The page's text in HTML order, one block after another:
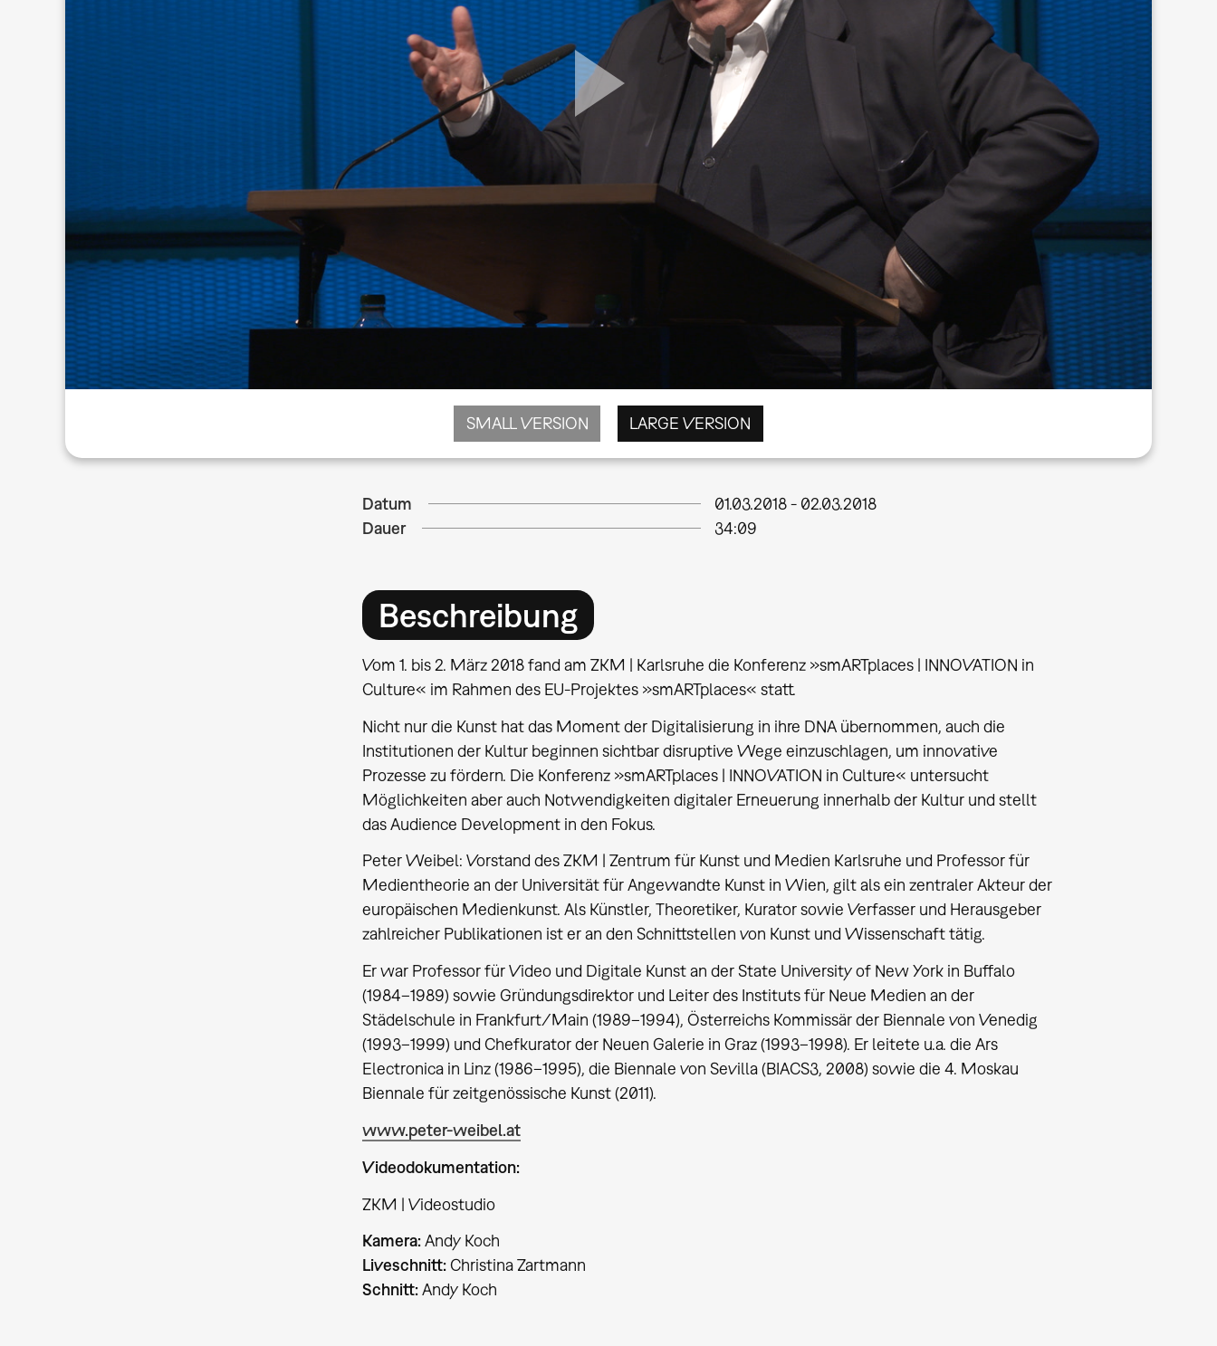
SMALL VERSION LARGE VERSION
Datum 01.03.2018- 02.03.2018
Dauer
34:09
Beschreibung
Vom 1. bis 2. März 2018 fand am ZKM | Karlsruhe die Konferenz »smARTplaces | INNOVATION in
Culture« im Rahmen des EU-Projektes »smARTplaces« statt.
Nicht nur die Kunst hat das Moment der Digitalisierung in ihre DNA übernommen, auch die
Institutionen der Kultur beginnen sichtbar disruptive Wege einzuschlagen, um innovative
Prozesse zu fördern. Die Konferenz »smARTplaces | INNOVATION in Culture« untersucht
Möglichkeiten aber auch Notwendigkeiten digitaler Erneuerung innerhalb der Kultur und stellt
das Audience Development in den Fokus.
Peter Weibel: Vorstand des ZKM | Zentrum für Kunst und Medien Karlsruhe und Professor für
Medientheorie an der Universität für Angewandte Kunst in Wien, gilt als ein zentraler Akteur der
europäischen Medienkunst. Als Künstler, Theoretiker, Kurator sowie Verfasser und Herausgeber
zahlreicher Publikationen ist er an den Schnittstellen von Kunst und Wissenschaft tätig.
Er war Professor für Video und Digitale Kunst an der State University of New York in Buffalo
(1984–1989) sowie Gründungsdirektor und Leiter des Instituts für Neue Medien an der
Städelschule in Frankfurt/Main (1989–1994), Österreichs Kommissär der Biennale von Venedig
(1993–1999) und Chefkurator der Neuen Galerie in Graz (1993–1998). Er leitete u.a. die Ars
Electronica in Linz (1986–1995), die Biennale von Sevilla (BIACS3, 2008) sowie die 4. Moskau
Biennale für zeitgenössische Kunst (2011).
www.peter-weibel.at
Videodokumentation:
ZKM | Videostudio
Kamera:Andy Koch
Liveschnitt:Christina Zartmann
Schnitt:Andy Koch